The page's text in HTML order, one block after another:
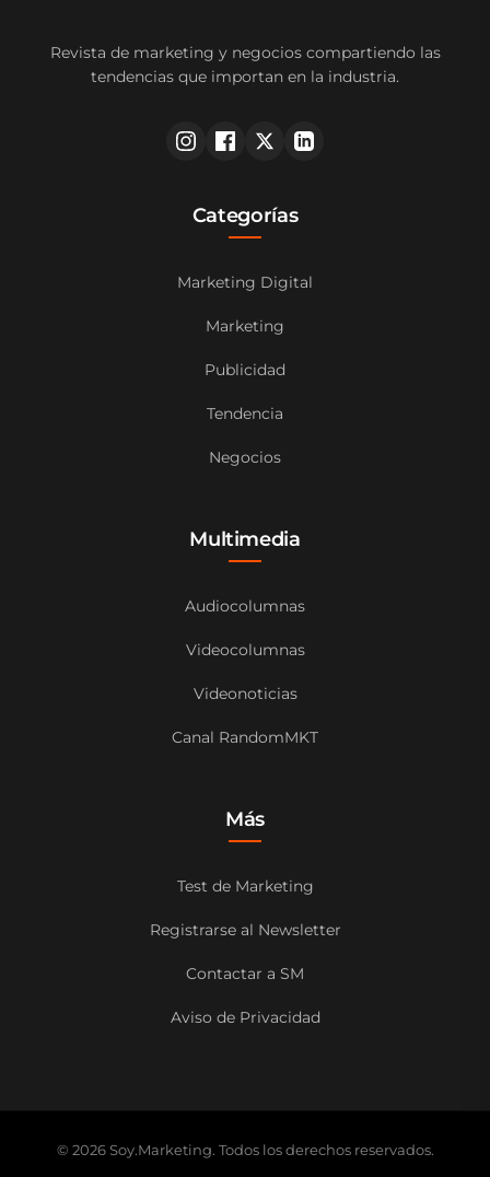
Revista de marketing y negocios compartiendo las
tendencias que importan en la industria.
Categorías
Marketing Digital
Marketing
Publicidad
Tendencia
Negocios
Multimedia
Audiocolumnas
Videocolumnas
Videonoticias
Canal RandomMKT
Más
Test de Marketing
Registrarse al Newsletter
Contactar a SM
Aviso de Privacidad
© 2026 Soy.Marketing. Todos los derechos reservados.